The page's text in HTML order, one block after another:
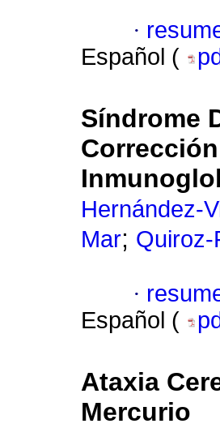
·
Español (
Síndrome
Hernández-
Mar; Quiroz-
·
Español (
Ataxia
Mercurio